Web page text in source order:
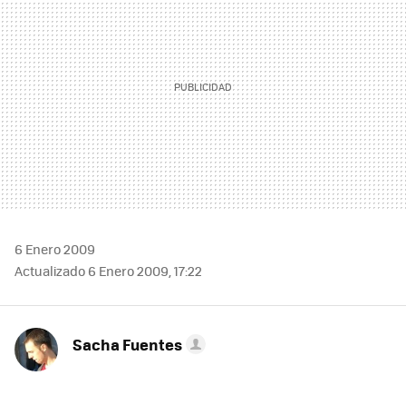
6 Enero 2009
Actualizado 6 Enero 2009, 17:22
Sacha Fuentes